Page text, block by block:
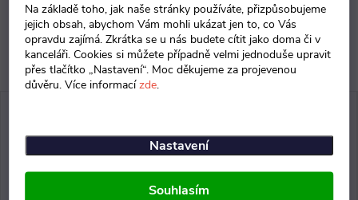
Na základě toho, jak naše stránky používáte, přizpůsobujeme
jejich obsah, abychom Vám mohli ukázat jen to, co Vás
opravdu zajímá. Zkrátka se u nás budete cítit jako doma či v
kanceláři. Cookies si můžete případně velmi jednoduše upravit
přes tlačítko „Nastavení“. Moc děkujeme za projevenou
důvěru. Více informacízde.
Nastavení
Souhlasím